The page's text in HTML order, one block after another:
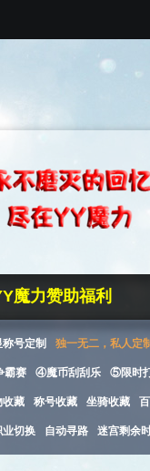
魔力赞助福利
号定制 独一无二，私人定
霸赛 ④魔币刮刮乐 ⑤限时
收藏 称号收藏 坐骑收藏
业切换 自动寻路 迷宫剩余